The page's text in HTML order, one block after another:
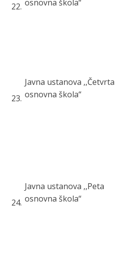
22. osnovna škola“
23.
Javna ustanova ,,Četvrta
osnovna škola“
24.
Javna ustanova ,,Peta
osnovna škola“